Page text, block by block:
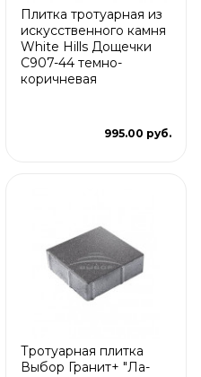
Плитка тротуарная из
искусственного камня
White Hills Дощечки
С907-44 темно-
коричневая
995.00 руб.
Тротуарная плитка
Выбор Гранит+ "Ла-